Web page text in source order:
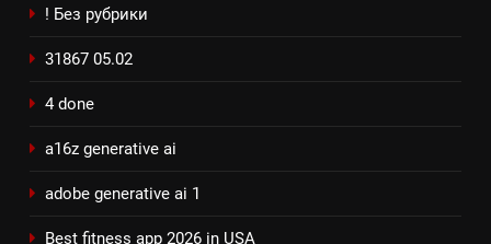
! Без рубрики
31867 05.02
4 done
a16z generative ai
adobe generative ai 1
Best fitness app 2026 in USA